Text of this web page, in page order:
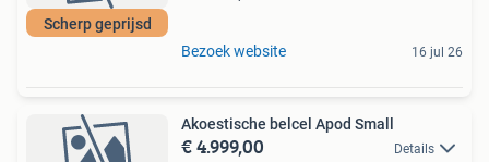
Scherp geprijsd
Bezoek website 16 jul 26
Akoestische belcel Apod Small
€ 4.999,00 Details